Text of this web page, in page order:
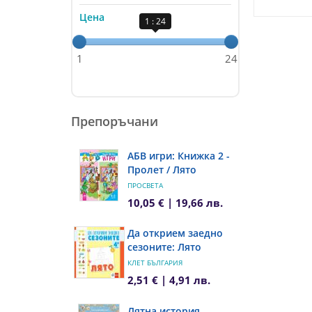
Цена 1 : 24
1 24
Препоръчани
АБВ игри: Книжка 2 -
Пролет / Лято
ПРОСВЕТА
10,05 € | 19,66 лв.
Да открием заедно
сезоните: Лято
КЛЕТ БЪЛГАРИЯ
2,51 € | 4,91 лв.